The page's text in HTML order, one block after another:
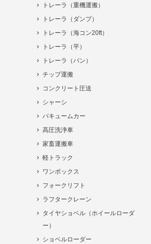
トレーラ（重機運搬）
トレーラ（ダンプ）
トレーラ（海コン20ft）
トレーラ（平）
トレーラ（バン）
チップ運搬
コンクリート圧送
シャーシ
バキュームカー
高圧洗浄車
家畜運搬車
軽トラック
ワンボックス
フォークリフト
ラフタークレーン
タイヤショベル（ホイールローダ
ー）
ショベルローダー